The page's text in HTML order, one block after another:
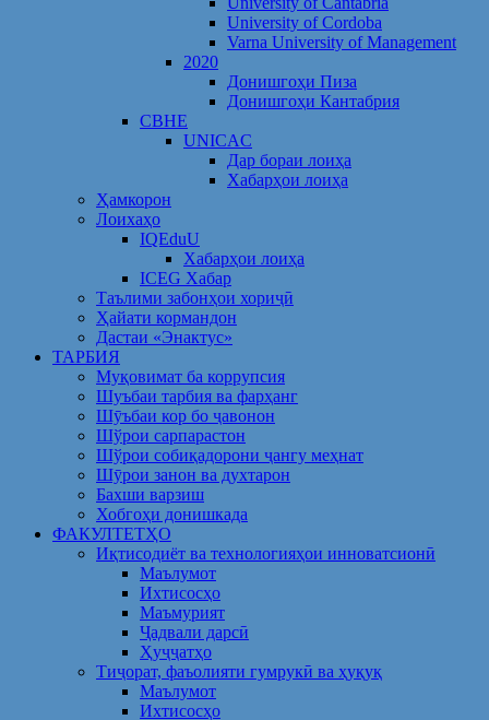
University of Cordoba
Varna University of Management
2020
Донишгоҳи Пиза
Донишгоҳи Кантабрия
CBHE
UNICAC
Дар бораи лоиҳа
Хабарҳои лоиҳа
Ҳамкорон
Лоихаҳо
IQEduU
Хабарҳои лоиҳа
ICEG Хабар
Таълими забонҳои хориҷӣ
Ҳайати кормандон
Дастаи «Энактус»
ТАРБИЯ
Муқовимат ба коррупсия
Шуъбаи тарбия ва фарҳанг
Шӯъбаи кор бо ҷавонон
Шўрои сарпарастон
Шўрои собиқадорони ҷангу меҳнат
Шӯрои занон ва духтарон
Бахши варзиш
Хобгоҳи донишкада
ФАКУЛТЕТҲО
Иқтисодиёт ва технологияҳои инноватсионӣ
Маълумот
Ихтисосҳо
Маъмурият
Ҷадвали дарсӣ
Ҳуҷҷатҳо
Тиҷорат, фаъолияти гумрукӣ ва ҳуқуқ
Маълумот
Ихтисосҳо